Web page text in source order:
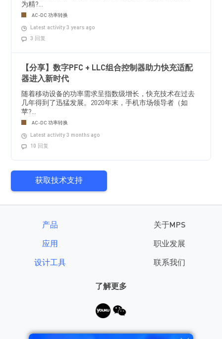
为精?...
AC-DC 功率转换
Latest activity 3 years ago
3 回复
【分享】数字PFC + LLC组合控制器助力快充适配
器进入新时代
随着移动设备的功率需求呈指数级增长，快充技术在过去
几年得到了迅猛发展。2020年末，手机市场领导者（如
苹?...
AC-DC 功率转换
Latest activity 3 months ago
10 回复
获取技术支持
产品
应用
设计工具
关于MPS
职业发展
联系我们
了解更多